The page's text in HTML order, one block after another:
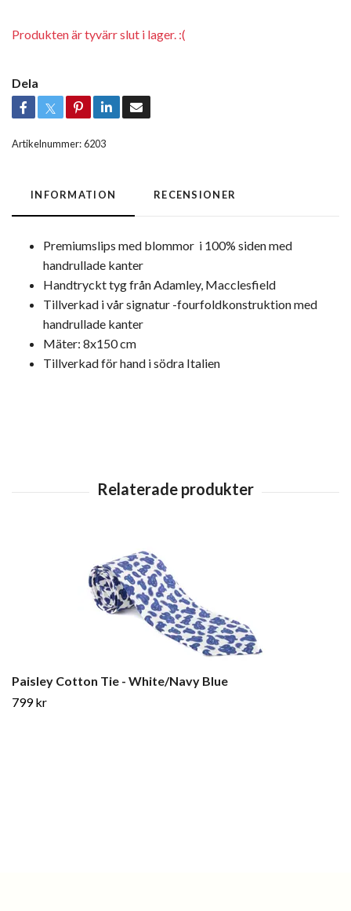
Produkten är tyvärr slut i lager. :(
Dela
Artikelnummer:6203
INFORMATION RECENSIONER
Premiumslips med blommor i 100% siden med
handrullade kanter
Handtryckt tyg från Adamley, Macclesfield
Tillverkad i vår signatur -fourfoldkonstruktion med
handrullade kanter
Mäter: 8x150 cm
Tillverkad för hand i södra Italien
Paisley Cotton Tie - White/Navy Blue
799 kr